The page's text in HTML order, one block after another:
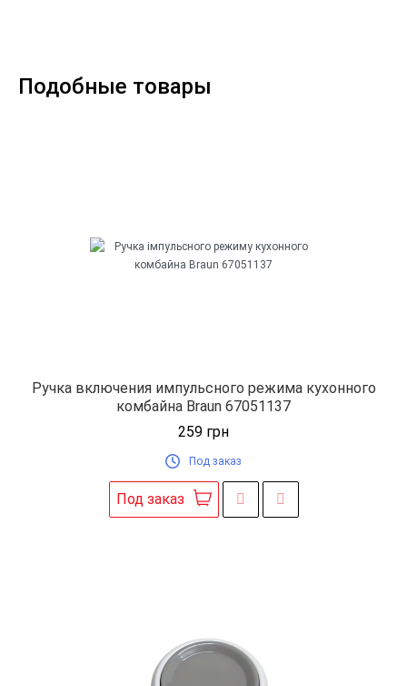
Подобные товары
Ручка включения импульсного режима кухонного
комбайна Braun 67051137
259 грн
Под заказ
Под заказ